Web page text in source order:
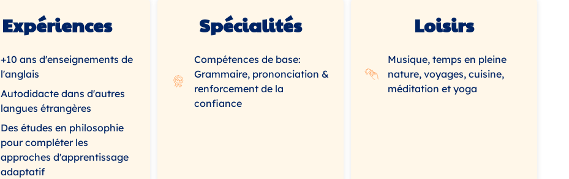
Expériences
+10 ans d'enseignements de
l'anglais
Autodidacte dans d'autres
langues étrangères
Des études en philosophie
pour compléter les
approches d'apprentissage
adaptatif
Spécialités
Compétences de base:
Grammaire, prononciation &
renforcement de la
confiance
Loisirs
Musique, temps en pleine
nature, voyages, cuisine,
méditation et yoga